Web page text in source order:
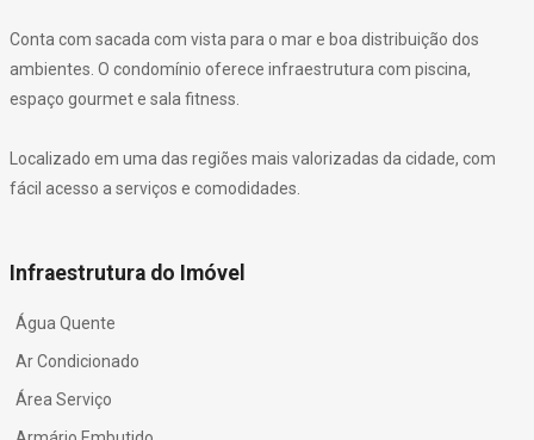
Conta com sacada com vista para o mar e boa distribuição dos
ambientes. O condomínio oferece infraestrutura com piscina,
espaço gourmet e sala fitness.
Localizado em uma das regiões mais valorizadas da cidade, com
fácil acesso a serviços e comodidades.
Infraestrutura do Imóvel
Água Quente
Ar Condicionado
Área Serviço